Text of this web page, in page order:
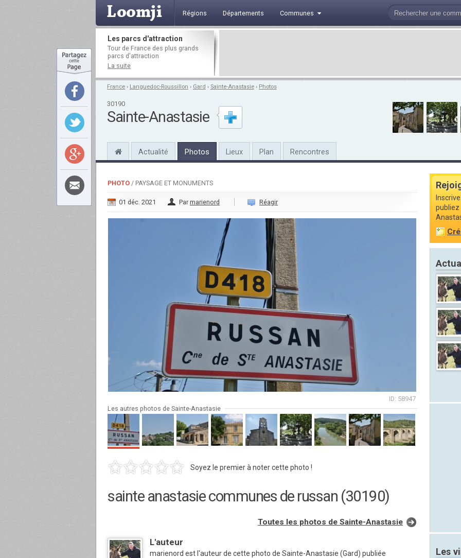
Régions Départements Communes
Les parcs d'attraction
Tour de France des plus grands
parcs d'attraction
La suite
France › Languedoc-Roussillon › Gard › Sainte-Anastasie › Photos
30190
Sainte-Anastasie
Actualité Photos Lieux Plan Rencontres
PHOTO / PAYSAGE ET MONUMENTS
01 déc. 2021 Par marienord Réagir
ID: 58947
Les autres photos de Sainte-Anastasie
Soyez le premier à noter cette photo !
sainte anastasie communes de russan (30190)
Toutes les photos de Sainte-Anastasie
L'auteur
marienord est l'auteur de cette photo de Sainte-Anastasie (Gard) publiée
publiez
Les